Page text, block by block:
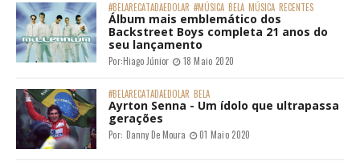
#BELARECATADAEDOLAR #MÚSICA BELA MÚSICA RECENTES
Álbum mais emblemático dos
Backstreet Boys completa 21 anos do
seu lançamento
Por:Hiago Júnior 18 Maio 2020
#BELARECATADAEDOLAR BELA
Ayrton Senna - Um ídolo que ultrapassa
gerações
Por: Danny De Moura 01 Maio 2020